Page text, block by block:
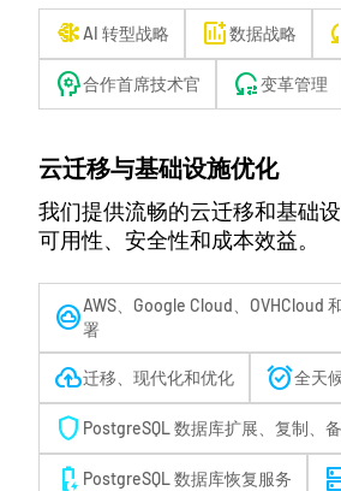
network_intel_nodeAI 转型战略 add_chart数据战略
psychology合作首席技术官 reset_settings变革管理
云迁移与基础设施优化
我们提供流畅的云迁移和基础
可用性、安全性和成本效益。
cloud_circleAWS、Google Cloud、OVHCloud
署
backup迁移、现代化和优化 alarm_on全天
shield PostgreSQL 数据库扩展、复制、
battery_charging_50 PostgreSQL 数据库恢复服务